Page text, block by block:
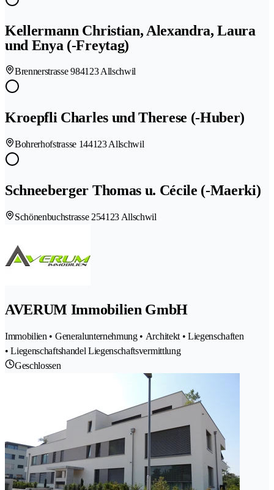
Kellermann Christian, Alexandra, Laura
und Enya (-Freytag)
Brennerstrasse 984123 Allschwil
Kroepfli Charles und Therese (-Huber)
Bohrerhofstrasse 144123 Allschwil
Schneeberger Thomas u. Cécile (-Maerki)
Schönenbuchstrasse 254123 Allschwil
AVERUM Immobilien GmbH
Immobilien • Generalunternehmung • Architekt • Liegenschaften
• Liegenschaftshandel Liegenschaftsvermittlung
Geschlossen